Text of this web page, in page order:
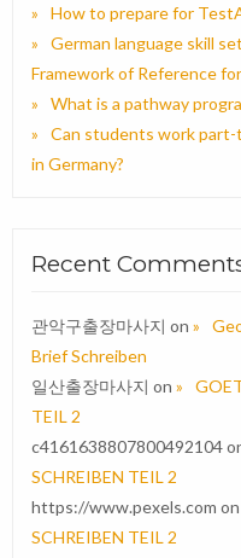
How to prepare for
German language skill
Framework of Reference
What is a pathway
Can students work part-
in Germany?
Recent
관악구출장마사지 on
Brief Schreiben
일산출장마사지 on
TEIL 2
c4161638807800492104
SCHREIBEN TEIL 2
https://www.pexels.com on
SCHREIBEN TEIL 2